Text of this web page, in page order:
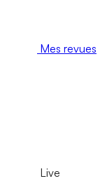
Mes revues
Live